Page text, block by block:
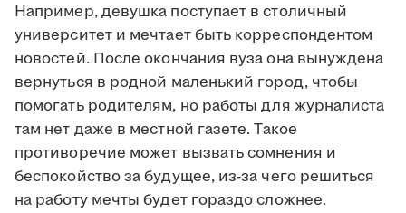
Например, девушка поступает в столичный
университет и мечтает быть корреспондентом
новостей. После окончания вуза она вынуждена
вернуться в родной маленький город, чтобы
помогать родителям, но работы для журналиста
там нет даже в местной газете. Такое
противоречие может вызвать сомнения и
беспокойство за будущее, из-за чего решиться
на работу мечты будет гораздо сложнее.